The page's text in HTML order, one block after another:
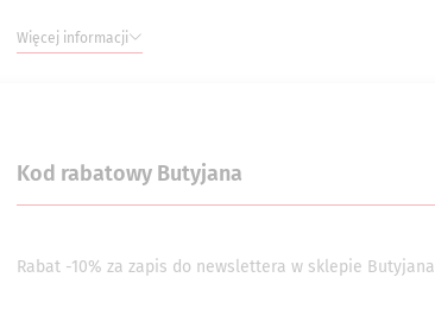
Więcej informacji
Kod rabatowy Butyjana
Rabat -10% za zapis do newslettera w sklepie Butyjana